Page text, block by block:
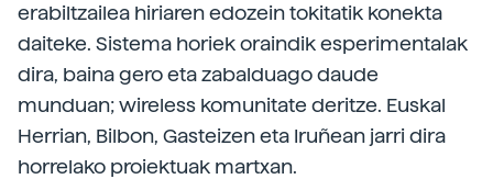
erabiltzailea hiriaren edozein tokitatik konekta
daiteke. Sistema horiek oraindik esperimentalak
dira, baina gero eta zabalduago daude
munduan; wireless komunitate deritze. Euskal
Herrian, Bilbon, Gasteizen eta Iruñean jarri dira
horrelako proiektuak martxan.